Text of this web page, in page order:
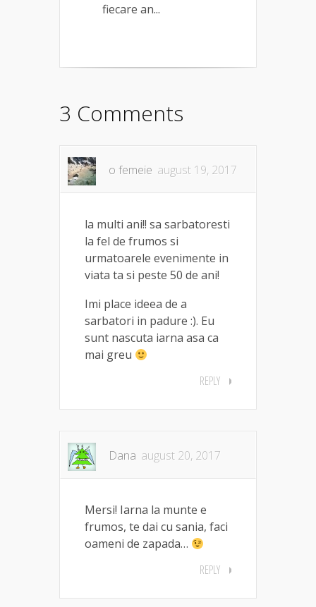
fiecare an...
3 Comments
o femeie august 19, 2017
la multi ani!! sa sarbatoresti
la fel de frumos si
urmatoarele evenimente in
viata ta si peste 50 de ani!
Imi place ideea de a
sarbatori in padure :). Eu
sunt nascuta iarna asa ca
mai greu
REPLY
Dana august 20, 2017
Mersi! Iarna la munte e
frumos, te dai cu sania, faci
oameni de zapada…
REPLY